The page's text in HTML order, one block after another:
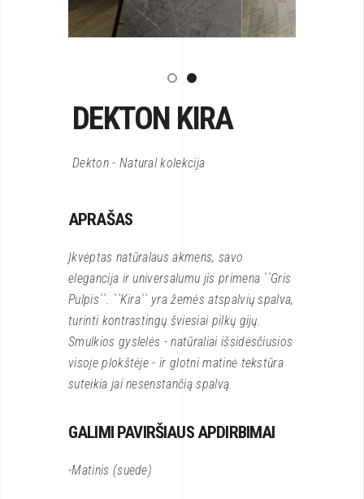
DEKTON KIRA
Dekton - Natural kolekcija
APRAŠAS
Įkvėptas natūralaus akmens, savo
elegancija ir universalumu jis primena ``Gris
Pulpis``. ``Kira`` yra žemės atspalvių spalva,
turinti kontrastingų šviesiai pilkų gijų.
Smulkios gyslelės - natūraliai išsidėsčiusios
visoje plokštėje - ir glotni matinė tekstūra
suteikia jai nesenstančią spalvą.
GALIMI PAVIRŠIAUS APDIRBIMAI
-Matinis (suede)